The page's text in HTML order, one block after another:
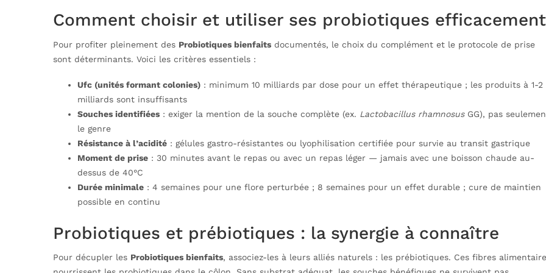
Comment choisir et utiliser ses probiotiques efficacement
Pour profiter pleinement des Probiotiques bienfaits documentés, le choix du complément et le protocole de prise
sont déterminants. Voici les critères essentiels :
Ufc (unités formant colonies) : minimum 10 milliards par dose pour un effet thérapeutique ; les produits à 1-2
milliards sont insuffisants
Souches identifiées : exiger la mention de la souche complète (ex. Lactobacillus rhamnosusGG), pas
le genre
Résistance à l’acidité : gélules gastro-résistantes ou lyophilisation certifiée pour survie au transit gastrique
Moment de prise : 30 minutes avant le repas ou avec un repas léger — jamais avec une boisson chaude au-
dessus de 40°C
Durée minimale : 4 semaines pour une flore perturbée ; 8 semaines pour un effet durable ; cure de maintien
possible en continu
Probiotiques et prébiotiques : la synergie à connaître
Pour décupler les Probiotiques bienfaits, associez-les à leurs alliés naturels : les prébiotiques. Ces fibres